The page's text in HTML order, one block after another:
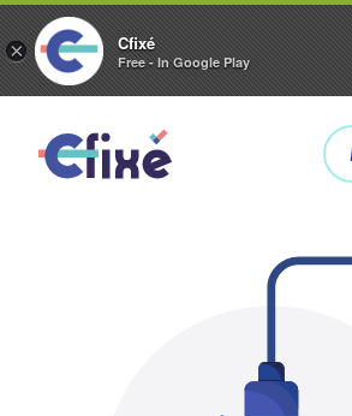
× Cfixé
Free - In Google Play